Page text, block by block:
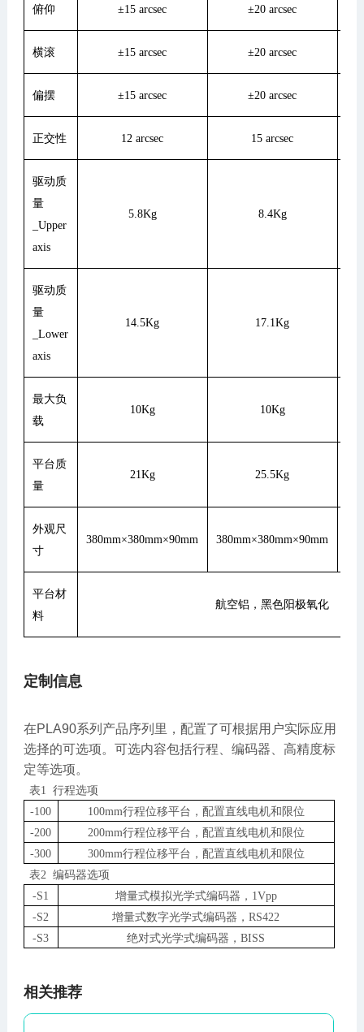
俯仰 ±15 arcsec ±20 arcsec
横滚 ±15 arcsec ±20 arcsec
偏摆 ±15 arcsec ±20 arcsec
正交性 12 arcsec 15 arcsec
驱动质
量
_Upper
axis
5.8Kg 8.4Kg
驱动质
量
_Lower
axis
14.5Kg 17.1Kg
最大负
载
10Kg 10Kg
平台质
量
21Kg 25.5Kg
外观尺
寸
380mm×380mm×90mm 380mm×380mm×90mm
平台材
料
航空铝，黑色阳极氧化
定制信息
在PLA90系列产品序列里，配置了可根据用户实际应用
选择的可选项。可选内容包括行程、编码器、高精度标
定等选项。
表1 行程选项
-100
100mm行程位移平台，配置直线电机和限位
-200
200mm行程位移平台，配置直线电机和限位
-300
300mm行程位移平台，配置直线电机和限位
表2 编码器选项
-S1
增量式模拟光学式编码器，1Vpp
-S2
增量式数字光学式编码器，RS422
-S3
绝对式光学式编码器，BISS
相关推荐